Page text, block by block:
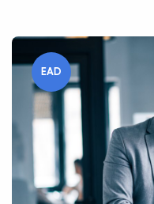
EAD